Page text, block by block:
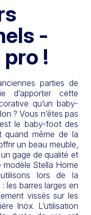
-
!
parties de
d’apporter cette
qu’un baby-
? Vous n’êtes pas
le baby-foot des
quand même de la
un beau meuble,
gage de qualité et
Stella Home
lors de la
les barres larges en
vissés sur les
Inox. L’utilisation